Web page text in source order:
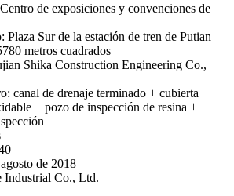
de exposiciones y convenciones de
Sur de la estación de tren de Putian
metros cuadrados
Shika Construction Engineering Co.,
canal de drenaje terminado + cubierta
+ pozo de inspección de resina +
de 2018
Industrial Co., Ltd.